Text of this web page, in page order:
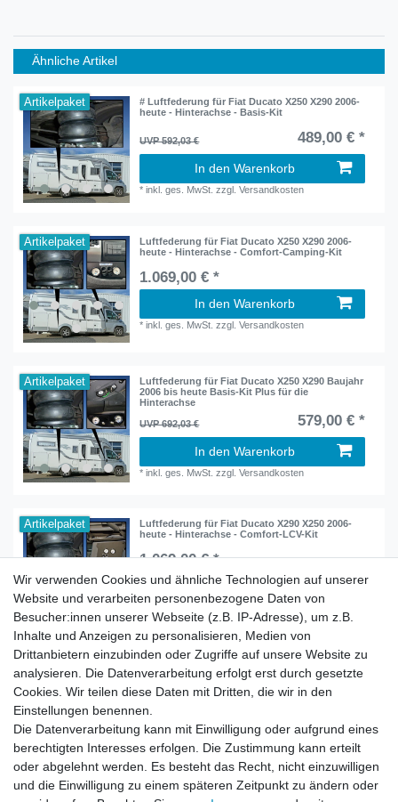
Ähnliche Artikel
Artikelpaket
# Luftfederung für Fiat Ducato X250 X290 2006-
heute - Hinterachse - Basis-Kit
UVP 592,03 € 489,00 € *
In den Warenkorb
*inkl. ges. MwSt. zzgl.Versandkosten
Artikelpaket
Luftfederung für Fiat Ducato X250 X290 2006-
heute - Hinterachse - Comfort-Camping-Kit
1.069,00 € *
In den Warenkorb
*inkl. ges. MwSt. zzgl.Versandkosten
Artikelpaket
Luftfederung für Fiat Ducato X250 X290 Baujahr
2006 bis heute Basis-Kit Plus für die
Hinterachse
UVP 692,03 €
579,00 € *
In den Warenkorb
*inkl. ges. MwSt. zzgl.Versandkosten
Artikelpaket
Luftfederung für Fiat Ducato X290 X250 2006-
heute - Hinterachse - Comfort-LCV-Kit
1.069,00 € *
In den Warenkorb
inkl. ges. MwSt. zzgl.Versandkosten
Zahlung und Versand
Impressum Daten­schutz­erklärung AGB
Wir verwenden Cookies und ähnliche Technologien auf unserer
Website und verarbeiten personenbezogene Daten von
Besucher:innen unserer Webseite (z.B. IP-Adresse), um z.B.
Inhalte und Anzeigen zu personalisieren, Medien von
Drittanbietern einzubinden oder Zugriffe auf unsere Website zu
analysieren. Die Datenverarbeitung erfolgt erst durch gesetzte
Cookies. Wir teilen diese Daten mit Dritten, die wir in den
Einstellungen benennen.
Die Datenverarbeitung kann mit Einwilligung oder aufgrund eines
berechtigten Interesses erfolgen. Die Zustimmung kann erteilt
oder abgelehnt werden. Es besteht das Recht, nicht einzuwilligen
und die Einwilligung zu einem späteren Zeitpunkt zu ändern oder